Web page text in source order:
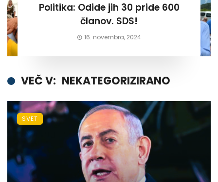
Politika: Odide jih 30 pride 600
članov. SDS!
16. novembra, 2024
VEČ V: NEKATEGORIZIRANO
SVET